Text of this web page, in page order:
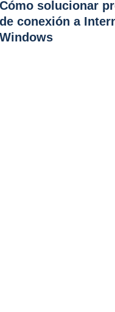
Cómo solucionar
de conexión a
Windows